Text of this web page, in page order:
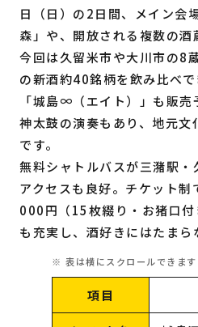
日（日）の2日間、メイン会
森」や、開放される複数の酒
今回は久留米市や大川市の8
の新酒約40銘柄を飲み比べ
「城島∞（エイト）」も販
神太鼓の演奏もあり、地元文
です。
無料シャトルバスが三潴駅・
アクセスも良好。チケット
000円（15枚綴り・お猪口
も充実し、酒好きにはたまら
項目